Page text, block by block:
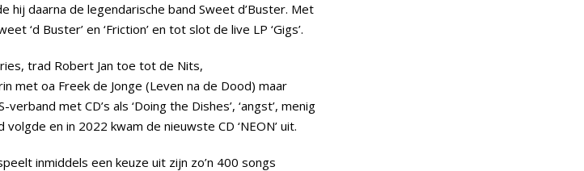
daarna de legendarische band Sweet d’Buster. Met
‘d Buster’ en ‘Friction’ en tot slot de live LP ‘Gigs’.
trad Robert Jan toe tot de Nits,
met oa Freek de Jonge (Leven na de Dood) maar
verband met CD’s als ‘Doing the Dishes’, ‘angst’, menig
en in 2022 kwam de nieuwste CD ‘NEON’ uit.
inmiddels een keuze uit zijn zo’n 400 songs